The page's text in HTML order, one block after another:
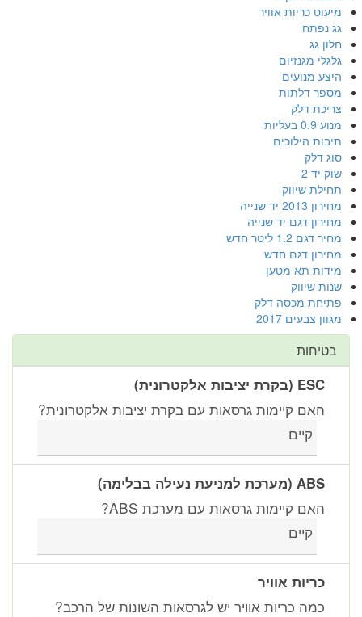
מיעוט כריות אוויר
גג נפתח
חלון גג
גלגלי מגנזיום
היצע מנועים
מספר דלתות
צריכת דלק
מנוע 0.9 בעליות
תיבות הילוכים
סוג דלק
שוק יד 2
תחילת שיווק
מחירון 2013 יד שנייה
מחירון דגם יד שנייה
מחיר דגם 1.2 ליטר חדש
מחירון דגם חדש
מידות תא מטען
שנות שיווק
פתיחת מכסה דלק
מגוון צבעים 2017
בטיחות
ESC (בקרת יציבות אלקטרונית)
האם קיימות גרסאות עם בקרת יציבות אלקטרונית?
קיים
ABS (מערכת למניעת נעילה בבלימה)
האם קיימות גרסאות עם מערכת ABS?
קיים
כריות אוויר
כמה כריות אוויר יש לגרסאות השונות של הרכב?